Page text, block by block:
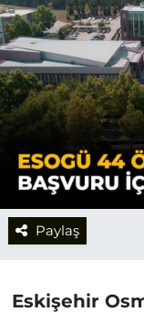
Paylaş
Eskişehir